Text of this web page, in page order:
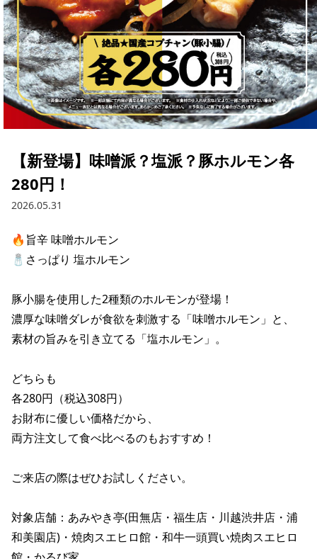
【新登場】味噌派？塩派？豚ホルモン各
280円！
2026.05.31
🔥旨辛 味噌ホルモン
🧂さっぱり 塩ホルモン
豚小腸を使用した2種類のホルモンが登場！
濃厚な味噌ダレが食欲を刺激する「味噌ホルモン」と、
素材の旨みを引き立てる「塩ホルモン」。
どちらも
各280円（税込308円）
お財布に優しい価格だから、
両方注文して食べ比べるのもおすすめ！
ご来店の際はぜひお試しください。
対象店舗：あみやき亭(田無店・福生店・川越渋井店・浦
和美園店)・焼肉スエヒロ館・和牛一頭買い焼肉スエヒロ